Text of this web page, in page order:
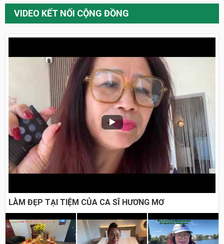
VIDEO KẾT NỐI CỘNG ĐỒNG
LÀM ĐẸP TẠI TIỆM CỦA CA SĨ HƯƠNG MƠ